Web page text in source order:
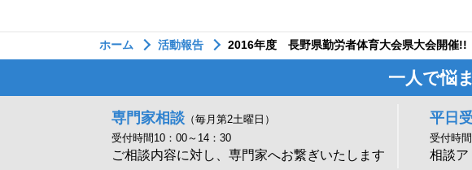
ホーム 活動報告 2016年度 長野県勤労者体育大会県大会開催!!
一人で悩
専門家相談 （毎月第2土曜日）
受付時間10：00～14：30
ご相談内容に対し、専門家へお繋ぎいたします
平日
受付時
相談ア